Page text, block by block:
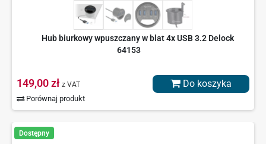
Hub biurkowy wpuszczany w blat 4x USB 3.2 Delock
64153
149,00 zł z VAT
Porównaj produkt
Do koszyka
Dostępny